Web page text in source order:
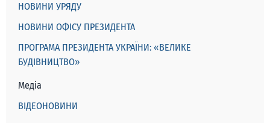
НОВИНИ УРЯДУ
НОВИНИ ОФІСУ ПРЕЗИДЕНТА
ПРОГРАМА ПРЕЗИДЕНТА УКРАЇНИ: «ВЕЛИКЕ
БУДІВНИЦТВО»
Медіа
ВІДЕОНОВИНИ